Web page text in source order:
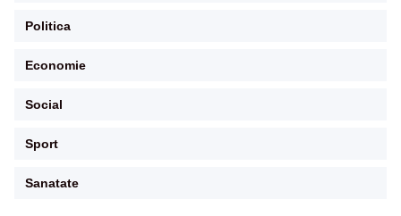
Politica
Economie
Social
Sport
Sanatate